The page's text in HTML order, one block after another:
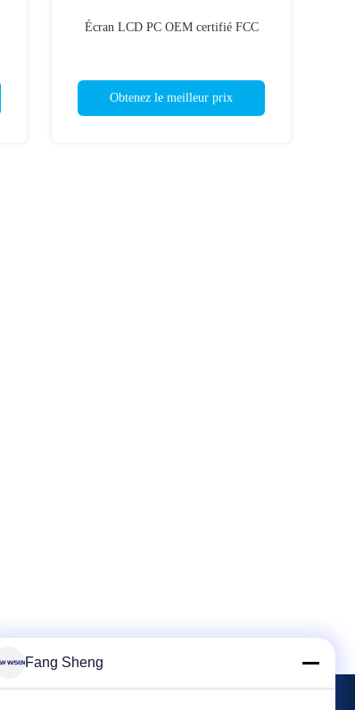
Écran LCD PC OEM certifié FCC
Obtenez le meilleur prix
Fang Sheng